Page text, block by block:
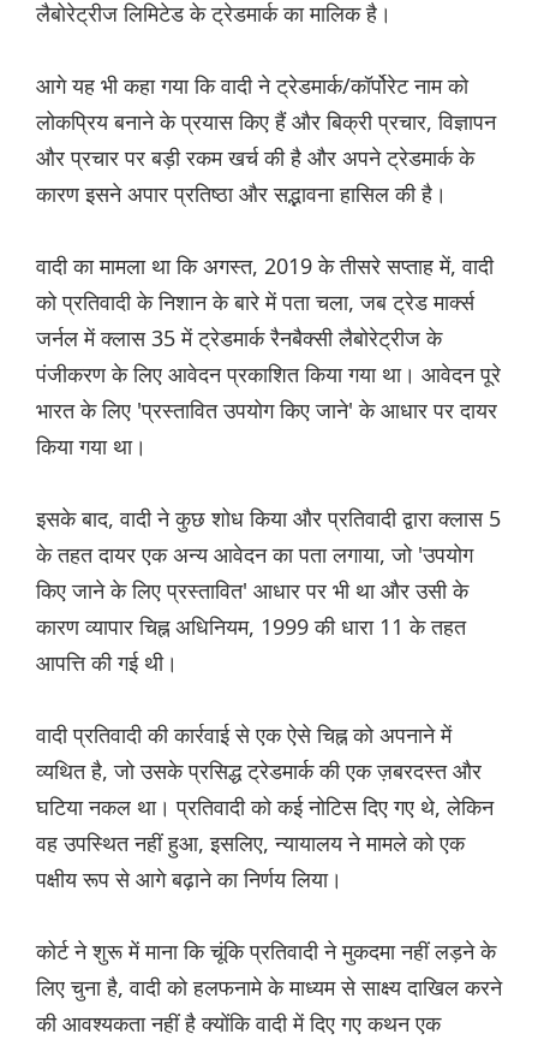
लैबोरेट्रीज लिमिटेड के ट्रेडमार्क का मालिक है।
आगे यह भी कहा गया कि वादी ने ट्रेडमार्क/कॉर्पोरेट नाम को
लोकप्रिय बनाने के प्रयास किए हैं और बिक्री प्रचार, विज्ञापन
और प्रचार पर बड़ी रकम खर्च की है और अपने ट्रेडमार्क के
कारण इसने अपार प्रतिष्ठा और सद्भावना हासिल की है।
वादी का मामला था कि अगस्त, 2019 के तीसरे सप्ताह में, वादी
को प्रतिवादी के निशान के बारे में पता चला, जब ट्रेड मार्क्स
जर्नल में क्लास 35 में ट्रेडमार्क रैनबैक्सी लैबोरेट्रीज के
पंजीकरण के लिए आवेदन प्रकाशित किया गया था। आवेदन पूरे
भारत के लिए 'प्रस्तावित उपयोग किए जाने' के आधार पर दायर
किया गया था।
इसके बाद, वादी ने कुछ शोध किया और प्रतिवादी द्वारा क्लास 5
के तहत दायर एक अन्य आवेदन का पता लगाया, जो 'उपयोग
किए जाने के लिए प्रस्तावित' आधार पर भी था और उसी के
कारण व्यापार चिह्न अधिनियम, 1999 की धारा 11 के तहत
आपत्ति की गई थी।
वादी प्रतिवादी की कार्रवाई से एक ऐसे चिह्न को अपनाने में
व्यथित है, जो उसके प्रसिद्ध ट्रेडमार्क की एक ज़बरदस्त और
घटिया नकल था। प्रतिवादी को कई नोटिस दिए गए थे, लेकिन
वह उपस्थित नहीं हुआ, इसलिए, न्यायालय ने मामले को एक
पक्षीय रूप से आगे बढ़ाने का निर्णय लिया।
कोर्ट ने शुरू में माना कि चूंकि प्रतिवादी ने मुकदमा नहीं लड़ने के
लिए चुना है, वादी को हलफनामे के माध्यम से साक्ष्य दाखिल करने
की आवश्यकता नहीं है क्योंकि वादी में दिए गए कथन एक